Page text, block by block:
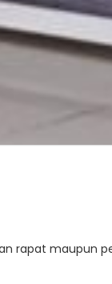
rapat maupun